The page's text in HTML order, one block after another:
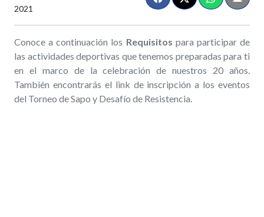
2021
Conoce a continuación los Requisitos para participar de
las actividades deportivas que tenemos preparadas para ti
en el marco de la celebración de nuestros 20 años.
También encontrarás el link de inscripción a los eventos
del Torneo de Sapo y Desafío de Resistencia.